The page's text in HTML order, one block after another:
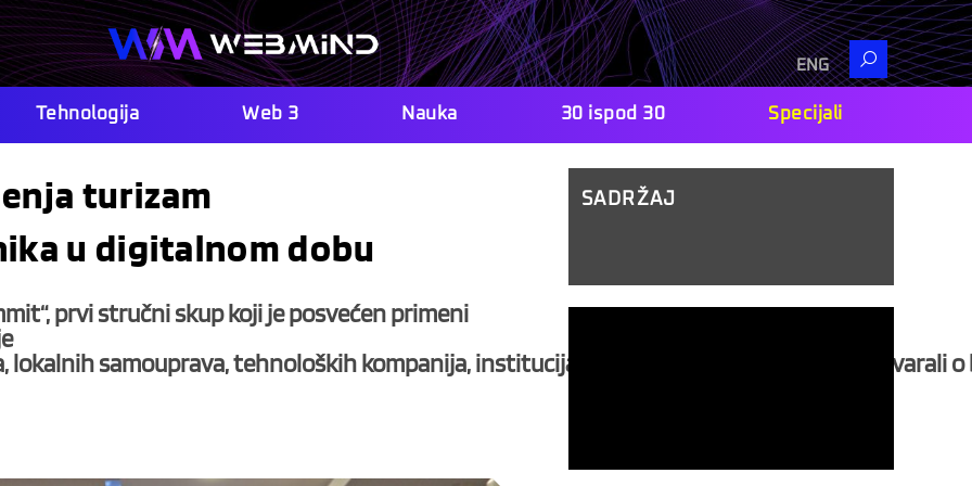
ENG
Search
Tehnologija Web 3 Nauka 30 ispod 30 Specijali
turizam
u digitalnom dobu
prvi stručni skup koji je posvećen primeni
samouprava, tehnoloških kompanija, institucija i stručnjaka za AI, kako bi razgovarali
SADRŽAJ